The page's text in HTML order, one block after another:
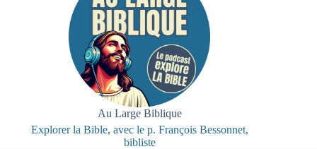
Au Large Biblique
Explorer la Bible, avec le p. François Bessonnet,
bibliste